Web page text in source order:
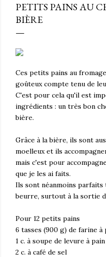
PETITS PAINS AU
BIÈRE
Ces petits pains au
goûteux compte tenu de
C'est pour cela qu'il est
ingrédients : un très bon
bière.
Grâce à la bière, ils sont
moelleux et ils
mais c'est pour
que je les ai faits.
Ils sont néanmoins
beurre, surtout à la sortie
Pour 12 petits pains
6 tasses (900 g) de farine à
1 c. à soupe de levure à
2 c. à café de sel